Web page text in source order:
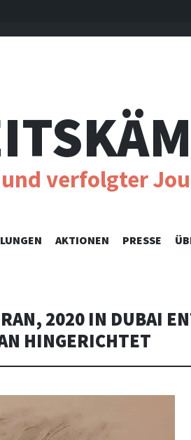
verfolgter
SKIP
AKTIONEN PRESSE
2020 IN DUBAI
HINGERICHTET